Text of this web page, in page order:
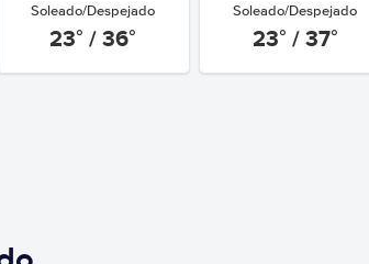
Soleado/Despejado
23° / 36°
Soleado/Despejado
23° / 37°